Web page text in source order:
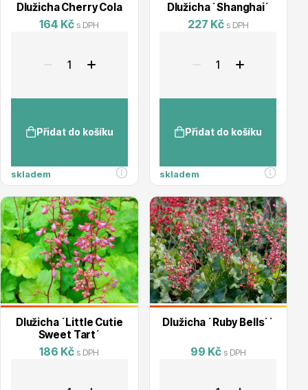
Postřiky, přípravky
Hortenzie
Azalky a rododendrony
Dlužicha Cherry Cola
164 Kč s DPH
Přidat do košíku
skladem
Dlužicha ´Shanghai´
227 Kč s DPH
Přidat do košíku
skladem
Dlužicha ´Little Cutie
Sweet Tart´
186 Kč s DPH
Dlužicha ´Ruby Bells´´
99 Kč s DPH